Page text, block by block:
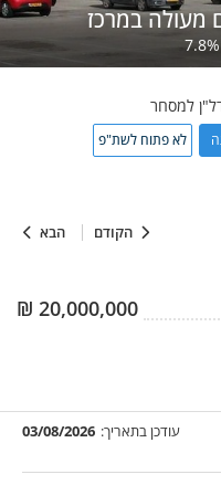
הקודם הבא
מעולה במרכז
7.8%
למסחר
לא פתוח לשת"פ
20,000,000
₪
עודכן בתאריך: 03/08/2026